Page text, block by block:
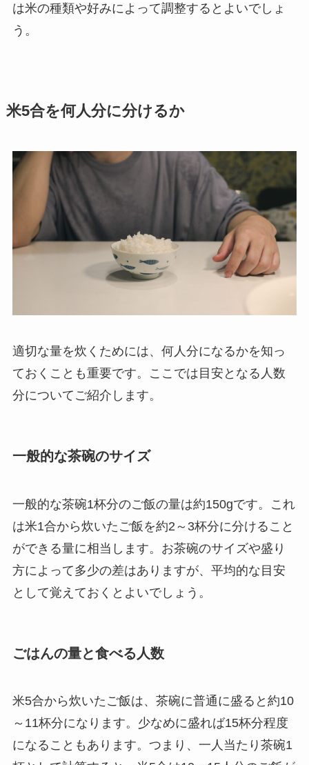
は米の種類や好みによって調整するとよいでしょ
う。
米5合を何人分に分けるか
適切な量を炊くためには、何人分になるかを知っ
ておくことも重要です。ここでは目安となる人数
分についてご紹介します。
一般的な茶碗のサイズ
一般的な茶碗1杯分のご飯の量は約150gです。これ
は米1合から炊いたご飯を約2～3杯分に分けること
ができる量に相当します。お茶碗のサイズや盛り
方によって多少の差はありますが、平均的な目安
として覚えておくとよいでしょう。
ごはんの量と食べる人数
米5合から炊いたご飯は、茶碗に普通に盛ると約10
～11杯分になります。少なめに盛れば15杯分程度
になることもあります。つまり、一人当たり茶碗1